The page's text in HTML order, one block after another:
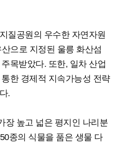
질공원의 우수한 자연자원
으로 지정된 울릉 화산섬
목받았다. 또한, 일차 산업
한 경제적 지속가능성 전략
.
장 높고 넓은 평지인 나리분
종의 식물을 품은 생물 다